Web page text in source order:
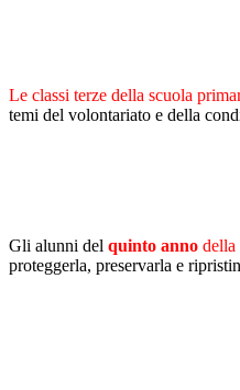
Le classi terze della scuola
temi del volontariato e della
Gli alunni del quinto anno della
proteggerla, preservarla e